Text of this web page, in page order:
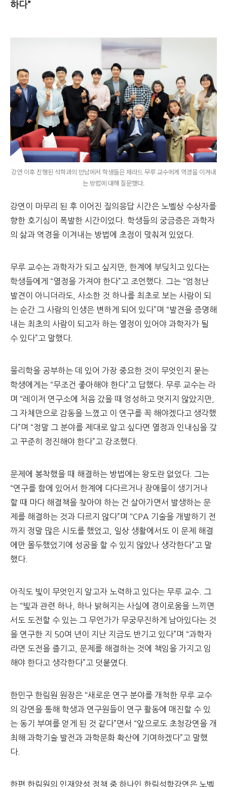
하다”
강연 이후 진행된 석학과의 만남에서 학생들은 제라드 무루 교수에게 역경을 이겨내
는 방법에 대해 질문했다.
강연이 마무리 된 후 이어진 질의응답 시간은 노벨상 수상자를
향한 호기심이 폭발한 시간이었다. 학생들의 궁금증은 과학자
의 삶과 역경을 이겨내는 방법에 초점이 맞춰져 있었다.
무루 교수는 과학자가 되고 싶지만, 한계에 부딪치고 있다는
학생들에게 “열정을 가져야 한다”고 조언했다. 그는 “엄청난
발견이 아니더라도, 사소한 것 하나를 최초로 보는 사람이 되
는 순간 그 사람의 인생은 변하게 되어 있다”며 “발견을 증명해
내는 최초의 사람이 되고자 하는 열정이 있어야 과학자가 될
수 있다”고 말했다.
물리학을 공부하는 데 있어 가장 중요한 것이 무엇인지 묻는
학생에게는 “무조건 좋아해야 한다”고 답했다. 무루 교수는 라
며 “레이저 연구소에 처음 갔을 때 엉성하고 멋지지 않았지만,
그 자체만으로 감동을 느꼈고 이 연구를 꼭 해야겠다고 생각했
다”며 “정말 그 분야를 제대로 알고 싶다면 열정과 인내심을 갖
고 꾸준히 정진해야 한다”고 강조했다.
문제에 봉착했을 때 해결하는 방법에는 왕도란 없었다. 그는
“연구를 함에 있어서 한계에 다다르거나 장애물이 생기거나
할 때 마다 해결책을 찾아야 하는 건 살아가면서 발생하는 문
제를 해결하는 것과 다르지 않다”며 “CPA 기술을 개발하기 전
까지 정말 많은 시도를 했었고, 일상 생활에서도 이 문제 해결
에만 몰두했었기에 성공을 할 수 있지 않았나 생각한다”고 말
했다.
아직도 빛이 무엇인지 알고자 노력하고 있다는 무루 교수. 그
는 “빛과 관련 하나, 하나 밝혀지는 사실에 경이로움을 느끼면
서도 도전할 수 있는 그 무언가가 무궁무진하게 남아있다는 것
을 연구한 지 50여 년이 지난 지금도 반기고 있다”며 “과학자
라면 도전을 즐기고, 문제를 해결하는 것에 책임을 가지고 임
해야 한다고 생각한다”고 덧붙였다.
한민구 한림원 원장은 “새로운 연구 분야를 개척한 무루 교수
의 강연을 통해 학생과 연구원들이 연구 활동에 매진할 수 있
는 동기 부여를 얻게 된 것 같다”면서 “앞으로도 초청강연을 개
최해 과학기술 발전과 과학문화 확산에 기여하겠다”고 말했
다.
한편 한림원의 인재양성 정책 중 하나인 한림석학강연은 노벨